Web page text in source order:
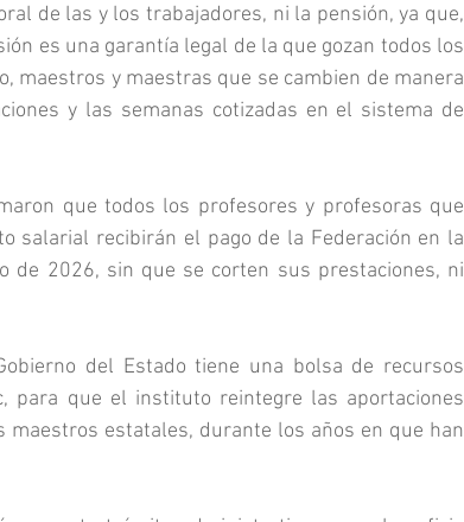
de las y los trabajadores, ni la pensión, ya que,
es una garantía legal de la que gozan todos los
maestros y maestras que se cambien de manera
y las semanas cotizadas en el sistema de
que todos los profesores y profesoras que
salarial recibirán el pago de la Federación en la
de 2026, sin que se corten sus prestaciones, ni
del Estado tiene una bolsa de recursos
para que el instituto reintegre las aportaciones
maestros estatales, durante los años en que han